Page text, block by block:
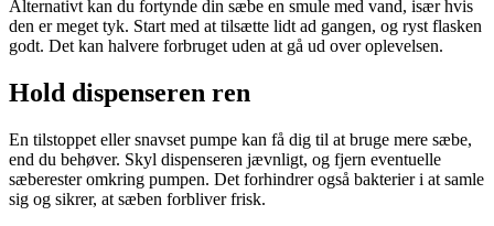
Alternativt kan du fortynde din sæbe en smule med vand, især hvis
den er meget tyk. Start med at tilsætte lidt ad gangen, og ryst flasken
godt. Det kan halvere forbruget uden at gå ud over oplevelsen.
Hold dispenseren ren
En tilstoppet eller snavset pumpe kan få dig til at bruge mere sæbe,
end du behøver. Skyl dispenseren jævnligt, og fjern eventuelle
sæberester omkring pumpen. Det forhindrer også bakterier i at samle
sig og sikrer, at sæben forbliver frisk.